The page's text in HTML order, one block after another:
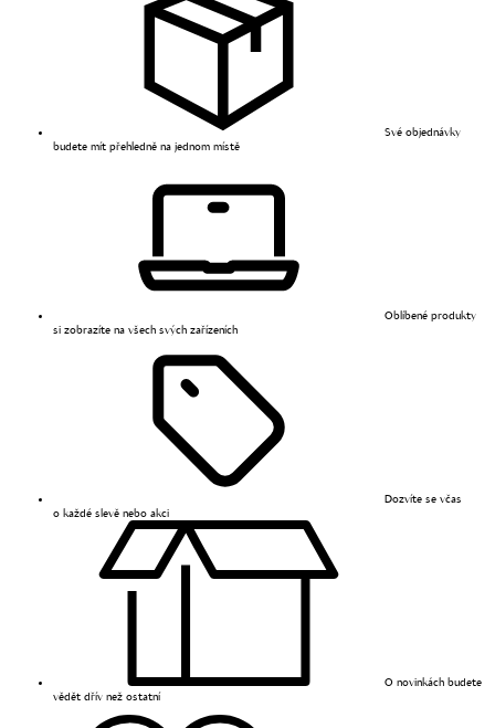
Své objednávky
budete mít přehledně na jednom místě
Oblíbené produkty
si zobrazíte na všech svých zařízeních
Dozvíte se včas
o každé slevě nebo akci
O novinkách budete
vědět dřív než ostatní